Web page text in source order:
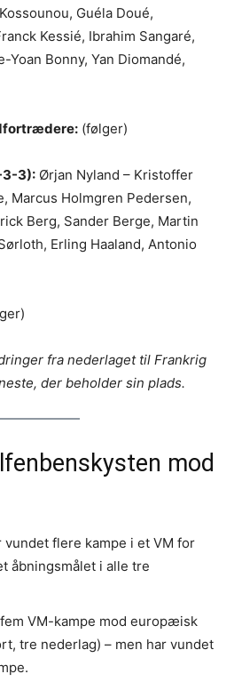
Guéla Doué,
Kessié, Ibrahim Sangaré,
Yoan Bonny, Yan Diomandé,
(følger)
3-3): Ørjan Nyland – Kristoffer
Marcus Holmgren Pedersen,
Berg, Sander Berge, Martin
Erling Haaland, Antonio
fra nederlaget til Frankrig
der beholder sin plads.
mod
vundet flere kampe i et VM for
åbningsmålet i alle tre
VM-kampe mod europæisk
tre nederlag) – men har vundet